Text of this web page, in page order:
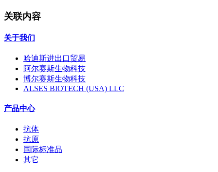
关联内容
关于我们
哈迪斯进出口贸易
阿尔赛斯生物科技
博尔赛斯生物科技
ALSES BIOTECH (USA) LLC
产品中心
抗体
抗原
国际标准品
其它